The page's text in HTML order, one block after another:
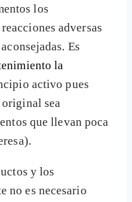
los
adversas
Es
la
activo pues
sea
que llevan poca
y los
no es necesario